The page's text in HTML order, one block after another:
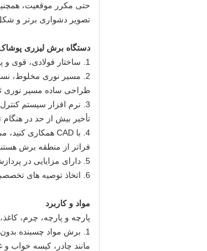
حتی مکرر موقعیت،
تصویر دشواری برتر و شکل
دستگاه برش لیزری
1. ساختار فولادی، قوی و پایدار، با دقت بالا، نیاز به کار با سرعت بالا را برآورده می کند.
2. مسیر نوری مخلوط، نسبت استفاده بالا، که بسیار امن است.
طراحی ساده مسیر نوری
3. نرم افزار سیستم
تأخیر بیش از حد در هنگام
فراتر از منطقه برش
5. دارای مزایایی در پردازش پارچه خاص است. بدون لبه مو، اثربخشی بالا و سرعت بالا.
6. اتخاذ توصیه های تخصصی انتقال مواد، برش چند سطحی و سری می تواند تحقق یابد.
مواد و کاربرد
پارچه و پارچه، چرم،
1. برش مواد چسبنده
مانند چادر، کیسه خواب و